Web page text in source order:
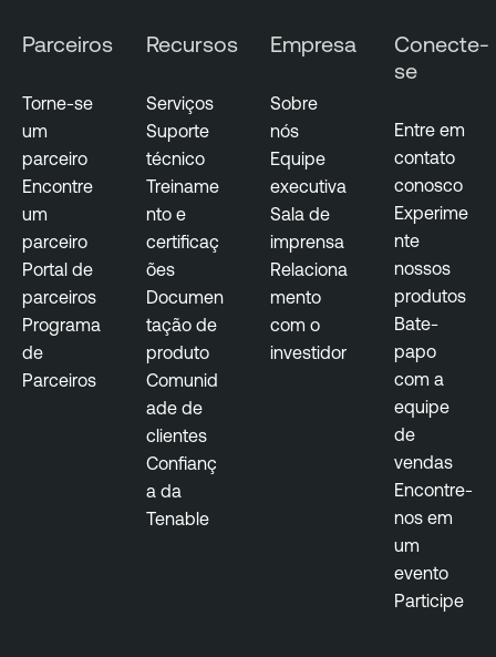
u
i
t
y
Parceiros
Torne-se
um
parceiro
Encontre
um
parceiro
Portal de
parceiros
Programa
de
Parceiros
Recursos
Serviços
Suporte
técnico
Treiname
nto e
certificaç
ões
Documen
tação de
produto
Comunid
ade de
clientes
Confianç
a da
Tenable
Empresa
Sobre
nós
Equipe
executiva
Sala de
imprensa
Relaciona
mento
com o
investidor
Conecte-
se
Entre em
contato
conosco
Experime
nte
nossos
produtos
Bate-
papo
com a
equipe
de
vendas
Encontre-
nos em
um
evento
Participe